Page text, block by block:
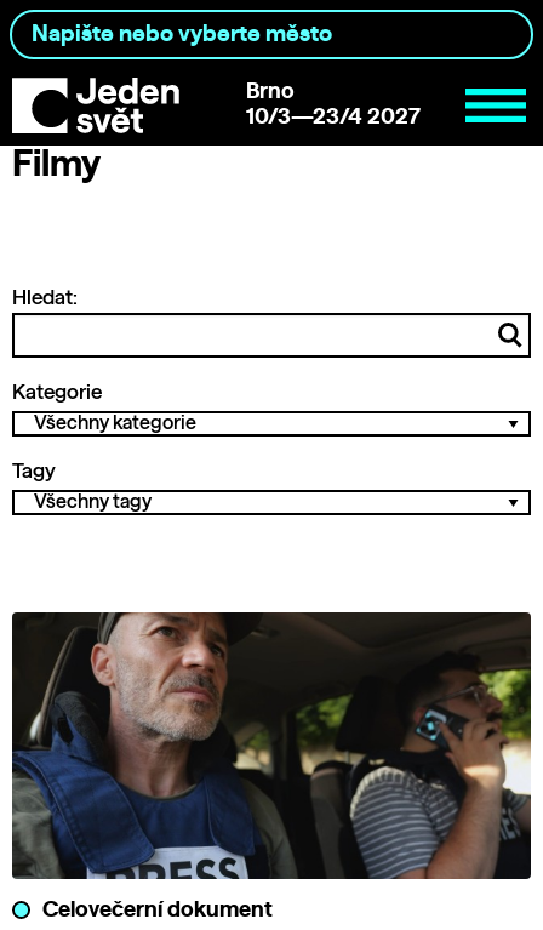
Brno
10/3—23/4 2027
Filmy
Hledat:
Kategorie
Tagy
Celovečerní dokument